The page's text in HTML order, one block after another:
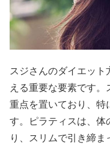
スジさんのダイエッ
える重要な要素です
重点を置いており、特
す。ピラティスは、体
り、スリムで引き締ま